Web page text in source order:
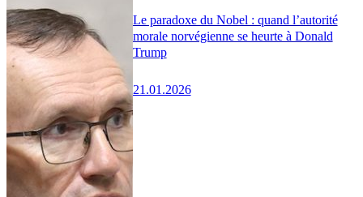
Le paradoxe du Nobel : quand l’autorité
morale norvégienne se heurte à Donald
Trump
21.01.2026